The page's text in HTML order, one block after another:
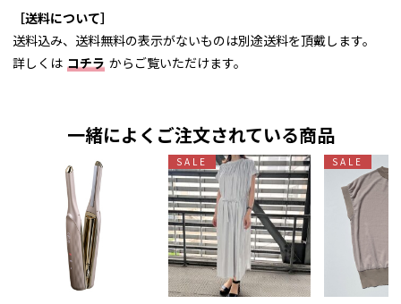
［送料について］
送料込み、送料無料の表示がないものは別途送料を頂戴します。
詳しくは コチラ からご覧いただけます。
一緒によくご注文されている商品
SALE SALE